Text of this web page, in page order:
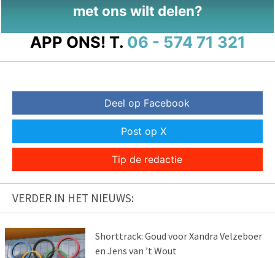
met ons wilt delen?
APP ONS! T. 06 - 574 71 321
Deel op Facebook
Post op X
Tip de redactie
VERDER IN HET NIEUWS:
Shorttrack: Goud voor Xandra Velzeboer
en Jens van ’t Wout